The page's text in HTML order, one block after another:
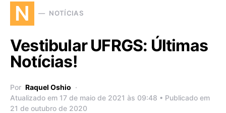
N NOTÍCIAS
Vestibular UFRGS: Últimas
Notícias!
Por Raquel Oshio
Atualizado em 17 de maio de 2021 às 09:48 • Publicado em
21 de outubro de 2020